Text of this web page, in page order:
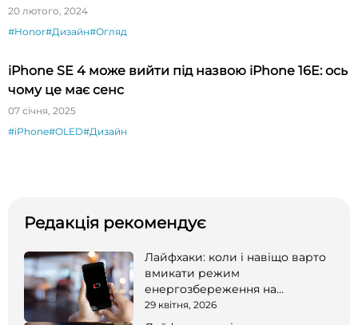
огляд
20 лютого, 2024
#Honor#Дизайн#Огляд
iPhone SE 4 може вийти під назвою iPhone 16E: ось
чому це має сенс
07 січня, 2025
#iPhone#OLED#Дизайн
Редакція рекомендує
Лайфхаки: коли і навіщо варто
вмикати режим
енергозбереження на
смартфоні
29 квітня, 2026